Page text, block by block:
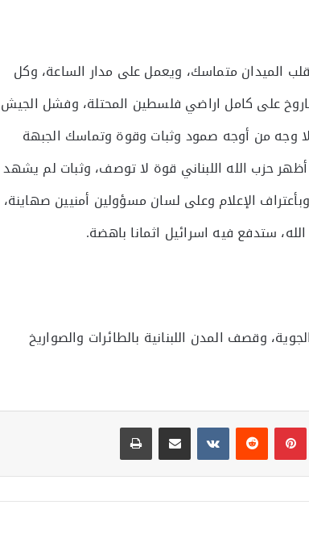
الميدان متماسك، ويعمل على مدار الساعة، وكل
بعضاً من أثقاله، وآخرها اليوم ”340“ صاروخ على كامل اراضي فلسطين المحتلة، وفشل الجيش
وجه من أوجه صمود وثبات وقوة وتماسك الجبهة
حزب الله اللبناني قوة لا توصف، وثبات لم يشهد
الإعلام وعلى لسان مسؤولين أمنيين صهاينة،
ستدفع فيه اسرائيل اثمانا باهضة.
وقصف المدن اللبنانية بالطائرات والصواريخ
بينتيريست
‏Reddit
‏VKontakte مشاركة عبر البريد طباعة